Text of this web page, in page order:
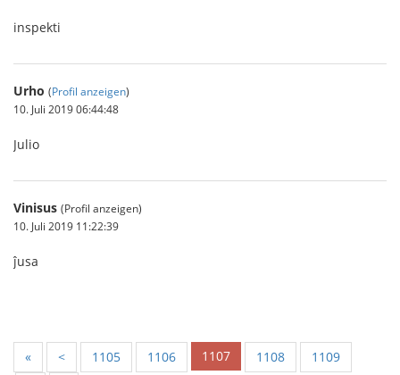
inspekti
Urho (Profil anzeigen)
10. Juli 2019 06:44:48
Julio
Vinisus (Profil anzeigen)
10. Juli 2019 11:22:39
ĵusa
« < 1105 1106 1107 1108
1109